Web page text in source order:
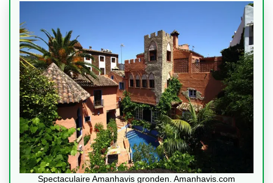
Spectaculaire Amanhavis gronden. Amanhavis.com